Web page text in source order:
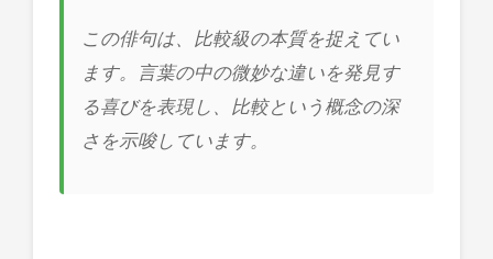
この俳句は、比較級の本質を捉えてい
ます。言葉の中の微妙な違いを発見す
る喜びを表現し、比較という概念の深
さを示唆しています。